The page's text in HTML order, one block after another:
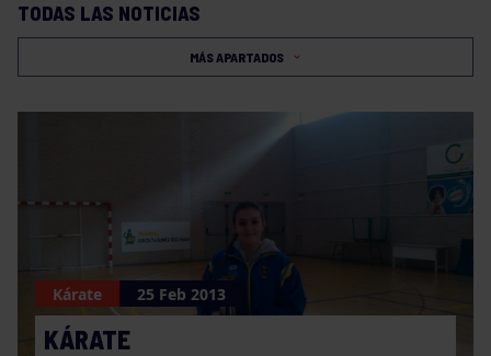
TODAS LAS NOTICIAS
MÁS APARTADOS
Kárate 25 Feb 2013
KÁRATE